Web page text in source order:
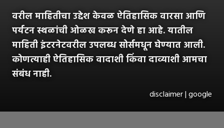
वरील माहितीचा उद्देश केवळ ऐतिहासिक वारसा आणि
पर्यटन स्थळांची ओळख करून देणे हा आहे. यातील
माहिती इंटरनेटवरील उपलब्ध सोर्समधून घेण्यात आली.
कोणत्याही ऐतिहासिक वादाशी किंवा दाव्याशी आमचा
संबंध नाही.
disclaimer | google